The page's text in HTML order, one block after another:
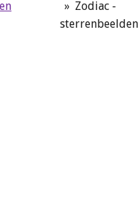
» Zodiac -
sterrenbeelden